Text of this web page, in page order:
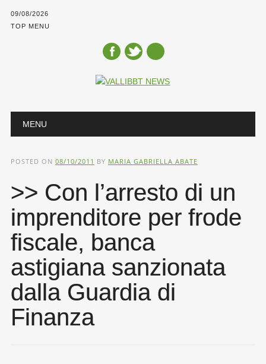
09/08/2026
TOP MENU
Main menu
MENU
POSTED ON 08/10/2011 BY MARIA GABRIELLA ABATE
>> Con l’arresto di un
imprenditore per frode
fiscale, banca
astigiana sanzionata
dalla Guardia di
Finanza